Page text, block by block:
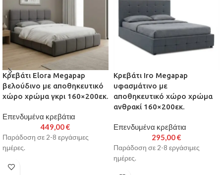
Κρεβάτι Elora Megapap
βελούδινο με αποθηκευτικό
χώρο χρώμα γκρι 160×200εκ.
Επενδυμένα κρεβάτια
449,00€
Παράδοση σε 2-8 εργάσιμες
ημέρες.
Κρεβάτι Iro Megapap
υφασμάτινο με
αποθηκευτικό χώρο χρώμα
ανθρακί 160×200εκ.
Επενδυμένα κρεβάτια
295,00€
Παράδοση σε 2-8 εργάσιμες
ημέρες.